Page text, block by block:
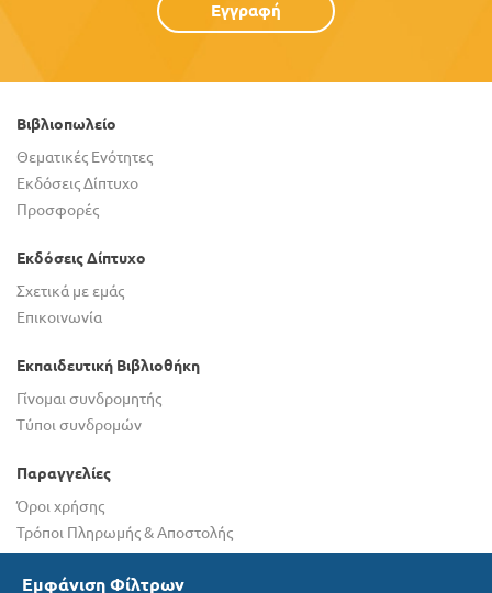
Εγγραφή
Εμφάνιση Φίλτρων
Βιβλιοπωλείο
Θεματικές Ενότητες
Εκδόσεις Δίπτυχο
Προσφορές
Εκδόσεις Δίπτυχο
Σχετικά με εμάς
Επικοινωνία
Εκπαιδευτική Βιβλιοθήκη
Γίνομαι συνδρομητής
Τύποι συνδρομών
Παραγγελίες
Όροι χρήσης
Τρόποι Πληρωμής & Αποστολής